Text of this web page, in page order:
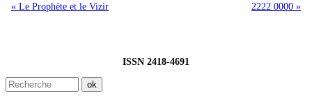
« Le Prophète et le Vizir 2222 0000 »
ISSN 2418-4691